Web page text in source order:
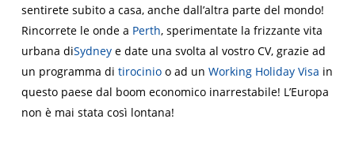
sentirete subito a casa, anche dall’altra parte del mondo!
Rincorrete le onde a Perth, sperimentate la frizzante vita
urbana diSydneye date una svolta al vostro CV, grazie ad
un programma di tirocinioo ad un Working Holiday Visa in
questo paese dal boom economico inarrestabile! L’Europa
non è mai stata così lontana!